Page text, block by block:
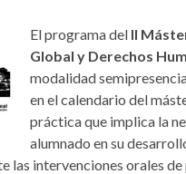
El programa del II
Global y Derechos
modalidad
en el calendario del
práctica que implica la
alumnado en su
las intervenciones orales